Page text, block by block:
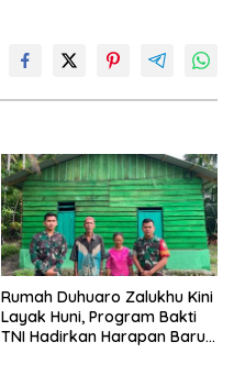
Rumah Duhuaro Zalukhu Kini
Layak Huni, Program Bakti
TNI Hadirkan Harapan Baru